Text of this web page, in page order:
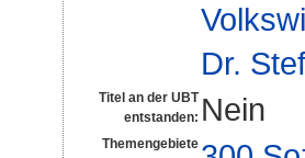
Dr.
Titel an der UBT
entstanden: Nein
Themengebiete